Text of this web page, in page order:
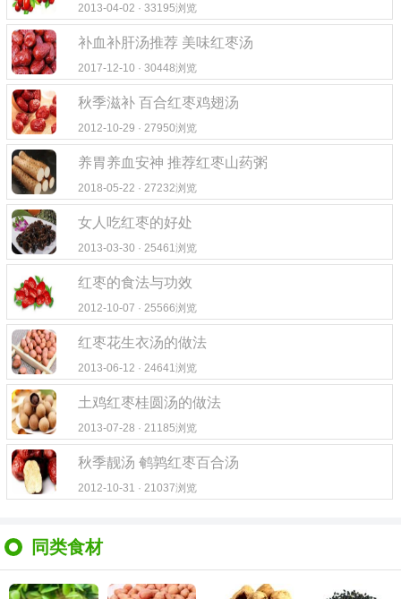
2013-04-02 · 33195浏览
补血补肝汤推荐 美味红枣汤
2017-12-10 · 30448浏览
秋季滋补 百合红枣鸡翅汤
2012-10-29 · 27950浏览
养胃养血安神 推荐红枣山药粥
2018-05-22 · 27232浏览
女人吃红枣的好处
2013-03-30 · 25461浏览
红枣的食法与功效
2012-10-07 · 25566浏览
红枣花生衣汤的做法
2013-06-12 · 24641浏览
土鸡红枣桂圆汤的做法
2013-07-28 · 21185浏览
秋季靓汤 鹌鹑红枣百合汤
2012-10-31 · 21037浏览
同类食材